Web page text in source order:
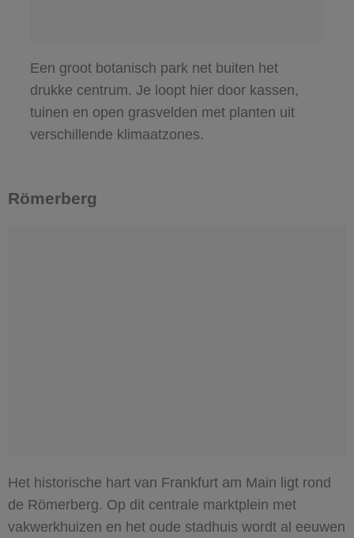
Een groot botanisch park net buiten het
drukke centrum. Je loopt hier door kassen,
tuinen en open grasvelden met planten uit
verschillende klimaatzones.
Römerberg
Het historische hart van Frankfurt am Main ligt rond
de Römerberg. Op dit centrale marktplein met
vakwerkhuizen en het oude stadhuis wordt al eeuwen